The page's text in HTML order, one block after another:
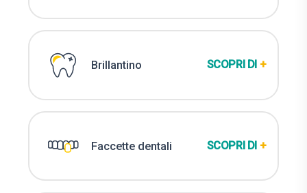
Brillantino SCOPRI DI +
Faccette dentali SCOPRI DI +